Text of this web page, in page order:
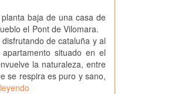
baja de una casa de
el Pont de Vilomara.
de cataluña y al
situado en el
la naturaleza, entre
se respira es puro y sano,